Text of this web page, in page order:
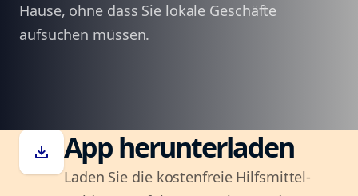
Hause, ohne dass Sie lokale Geschäfte
aufsuchen müssen.
download App herunterladen
Laden Sie die kostenfreie Hilfsmittel-